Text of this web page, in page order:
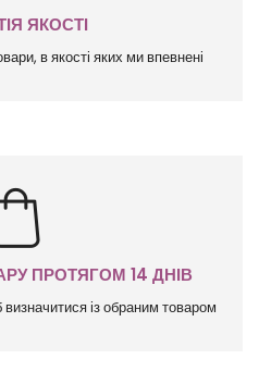
ЯКОСТІ
в якості яких ми впевнені
ПРОТЯГОМ 14 ДНІВ
із обраним товаром